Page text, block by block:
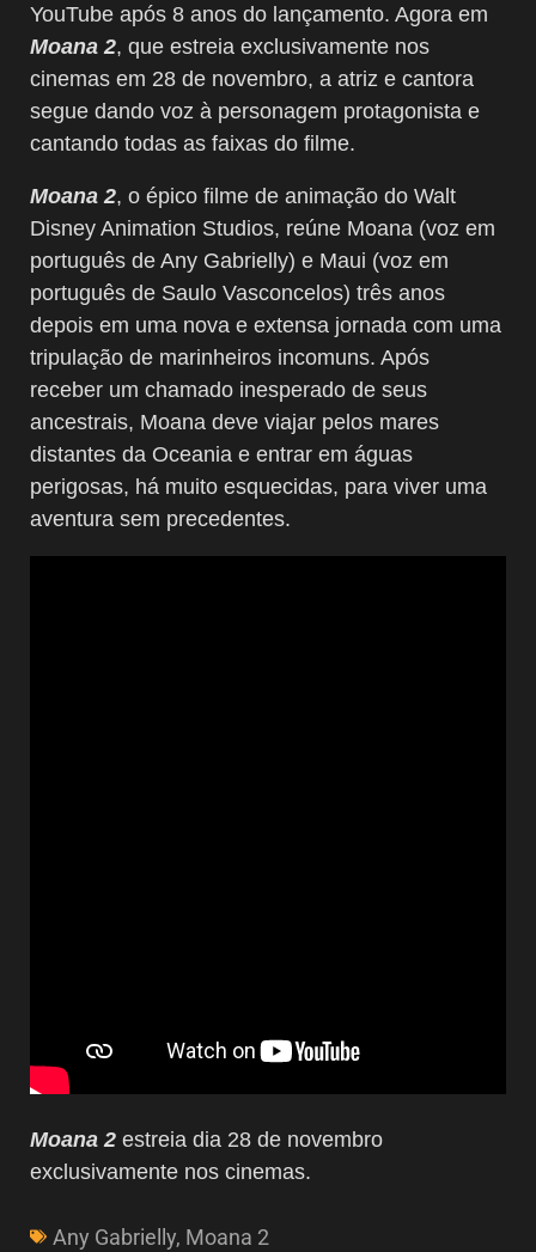
YouTube após 8 anos do lançamento. Agora em
Moana 2, que estreia exclusivamente nos
cinemas em 28 de novembro, a atriz e cantora
segue dando voz à personagem protagonista e
cantando todas as faixas do filme.
Moana 2, o épico filme de animação do Walt
Disney Animation Studios, reúne Moana (voz em
português de Any Gabrielly) e Maui (voz em
português de Saulo Vasconcelos) três anos
depois em uma nova e extensa jornada com uma
tripulação de marinheiros incomuns. Após
receber um chamado inesperado de seus
ancestrais, Moana deve viajar pelos mares
distantes da Oceania e entrar em águas
perigosas, há muito esquecidas, para viver uma
aventura sem precedentes.
Moana 2 estreia dia 28 de novembro
exclusivamente nos cinemas.
Any Gabrielly, Moana 2